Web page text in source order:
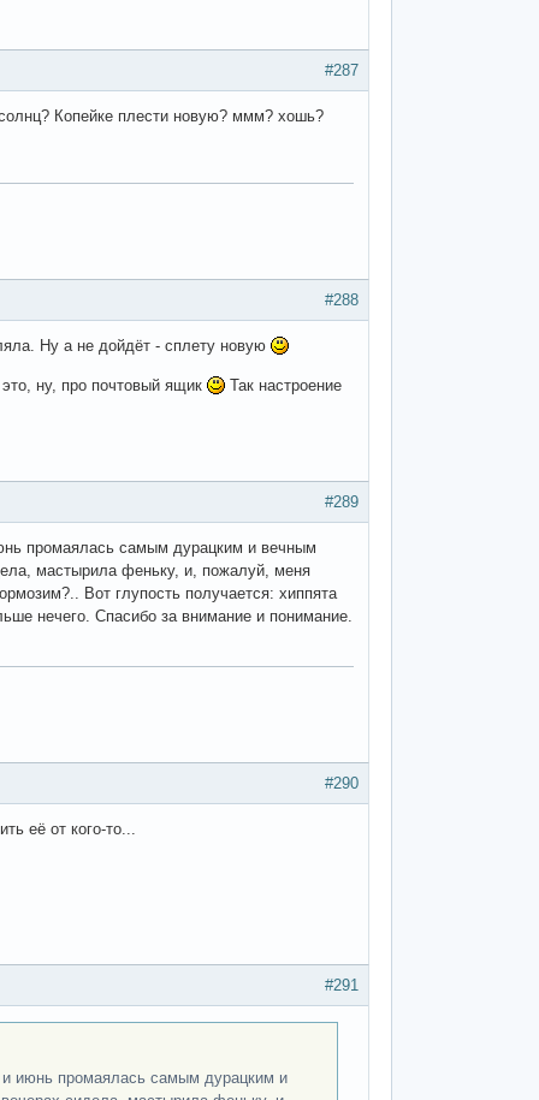
#287
Копейке плести новую? ммм? хошь?
#288
Ну а не дойдёт - сплету новую
ну, про почтовый ящик
Так настроение
#289
промаялась самым дурацким и вечным
мастырила феньку, и, пожалуй, меня
Вот глупость получается: хиппята
нечего. Спасибо за внимание и понимание.
#290
её от кого-то...
#291
июнь промаялась самым дурацким и